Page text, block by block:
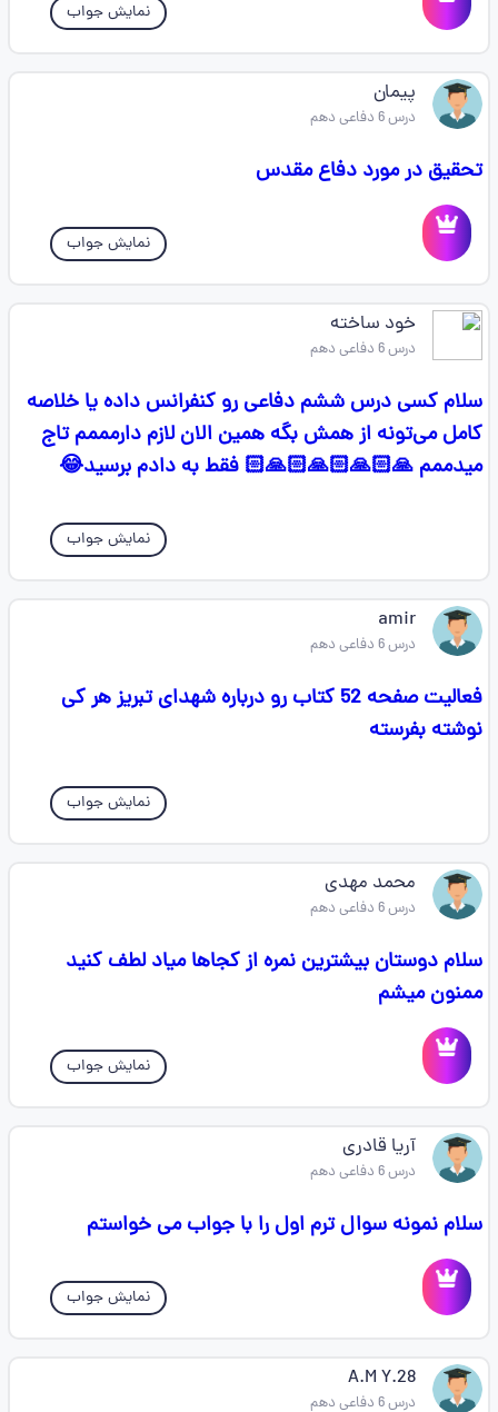
نمایش جواب
پیمان
درس 6 دفاعی دهم
تحقیق در مورد دفاع مقدس
نمایش جواب
خود ساخته
درس 6 دفاعی دهم
سلام کسی درس ششم دفاعی رو کنفرانس داده یا خلاصه
کامل می‌تونه از همش بگه همین الان لازم دارمممم تاج
میدممم 🙏🏻🙏🏻🙏🏻🙏🏻 فقط به دادم برسید😂
نمایش جواب
amir
درس 6 دفاعی دهم
فعالیت صفحه 52 کتاب رو درباره شهدای تبریز هر کی
نوشته بفرسته
نمایش جواب
محمد مهدی
درس 6 دفاعی دهم
سلام دوستان بیشترین نمره از کجاها میاد لطف کنید
ممنون میشم
نمایش جواب
آریا قادری
درس 6 دفاعی دهم
سلام نمونه سوال ترم اول را با جواب می خواستم
نمایش جواب
A.M Y.28
درس 6 دفاعی دهم